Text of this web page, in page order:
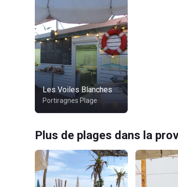
Les Voiles Blanches
Portiragnes Plage
Plus de plages dans la